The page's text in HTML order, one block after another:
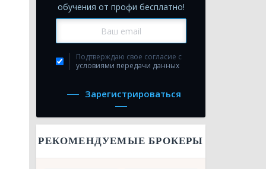
обучения от профи бесплатно!
Подтверждаю свое согласие с
условиями передачи данных
Зарегистрироваться
РЕКОМЕНДУЕМЫЕ БРОКЕРЫ